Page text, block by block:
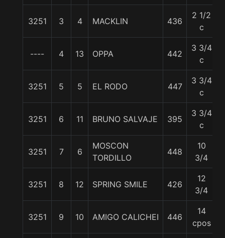
3251 3 4 MACKLIN 436
2 1/2
c
---- 4 13 OPPA 442
3 3/4
c
3251 5 5 EL RODO 447
3 3/4
c
3251 6 11 BRUNO SALVAJE 395
3 3/4
c
3251 7 6
MOSCON
TORDILLO
448
10
3/4
3251 8 12 SPRING SMILE 426
12
3/4
3251 9 10 AMIGO CALICHEI 446
14
cpos